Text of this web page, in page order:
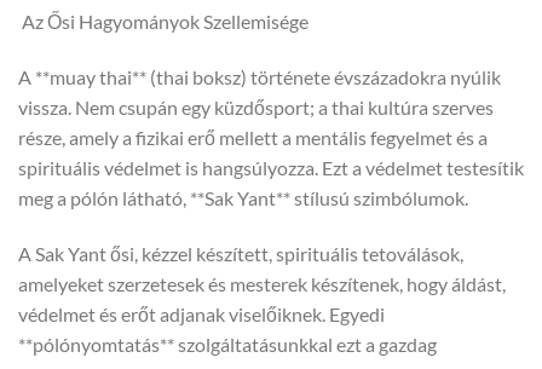
Az Ősi Hagyományok Szellemisége
A **muay thai** (thai boksz) története évszázadokra nyúlik
vissza. Nem csupán egy küzdősport; a thai kultúra szerves
része, amely a fizikai erő mellett a mentális fegyelmet és a
spirituális védelmet is hangsúlyozza. Ezt a védelmet testesítik
meg a pólón látható, **Sak Yant** stílusú szimbólumok.
A Sak Yant ősi, kézzel készített, spirituális tetoválások,
amelyeket szerzetesek és mesterek készítenek, hogy áldást,
védelmet és erőt adjanak viselőiknek. Egyedi
**pólónyomtatás** szolgáltatásunkkal ezt a gazdag